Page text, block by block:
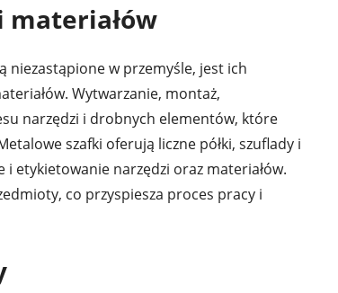
materiałów
niezastąpione w przemyśle, jest ich
Wytwarzanie, montaż,
narzędzi i drobnych elementów, które
szafki oferują liczne półki, szuflady i
etykietowanie narzędzi oraz materiałów.
co przyspiesza proces pracy i